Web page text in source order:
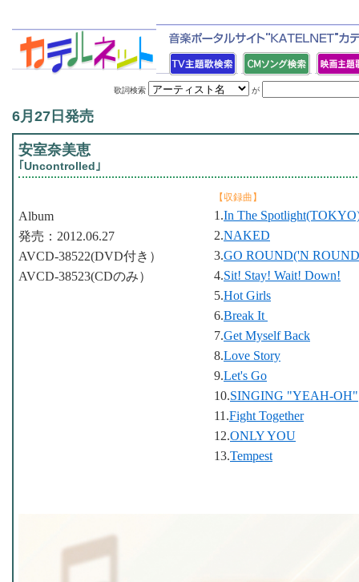
歌詞検索 が
6月27日発売
安室奈美恵
｢Uncontrolled｣
【収録曲】
1.In The
2.NAKED
3.GO ROUND('N
4.Sit! Stay! Wait! Down!
5.Hot Girls
6.Break It
7.Get Myself Back
8.Love Story
9.Let's Go
10.SINGING "YEAH-OH"
11.Fight Together
12.ONLY YOU
13.Tempest
Album
発売：2012.06.27
AVCD-38522(DVD付き）
AVCD-38523(CDのみ）